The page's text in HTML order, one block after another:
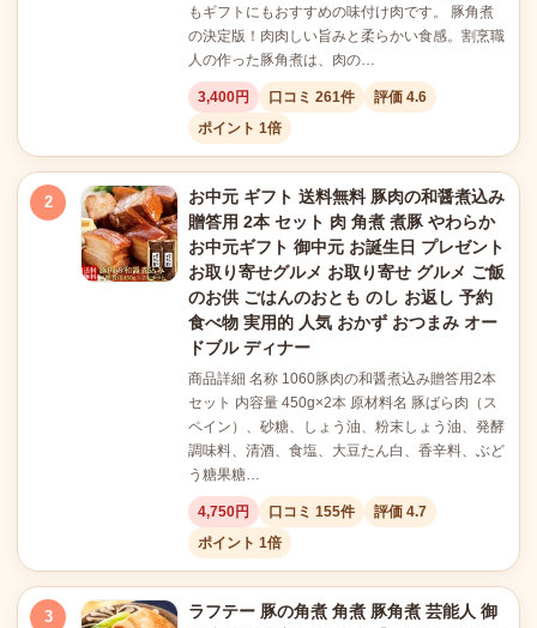
もギフトにもおすすめの味付け肉です。 豚角煮
の決定版！肉肉しい旨みと柔らかい食感。割烹職
人の作った豚角煮は、肉の…
3,400円 口コミ 261件
評価 4.6
ポイント 1倍
2
お中元 ギフト 送料無料 豚肉の和醤煮込み
贈答用 2本 セット 肉 角煮 煮豚 やわらか
お中元ギフト 御中元 お誕生日 プレゼント
お取り寄せグルメ お取り寄せ グルメ ご飯
のお供 ごはんのおとも のし お返し 予約
食べ物 実用的 人気 おかず おつまみ オー
ドブル ディナー
商品詳細 名称 1060豚肉の和醤煮込み贈答用2本
セット 内容量 450g×2本 原材料名 豚ばら肉（ス
ペイン）、砂糖、しょう油、粉末しょう油、発酵
調味料、清酒、食塩、大豆たん白、香辛料、ぶど
う糖果糖…
4,750円 口コミ 155件
評価 4.7
ポイント 1倍
3
ラフテー 豚の角煮 角煮 豚角煮 芸能人 御